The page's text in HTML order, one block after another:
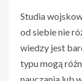
Studia
od siebie nie
wiedzy jest
typu mogą